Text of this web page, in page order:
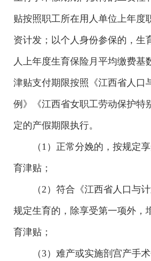
贴按照职工所在用人单位上年度
资计发；以个人身份参保的，生
人上年度生育保险月平均缴费基
津贴支付期限按照《江西省人口
例》《江西省女职工劳动保护特
定的产假期限执行。
（1 ）正常分娩的，按规定
育津贴；
（2）符合《江西省人口与计
规定生育的，除享受第一项外，
育津贴；
（3）难产或实施剖宫产手